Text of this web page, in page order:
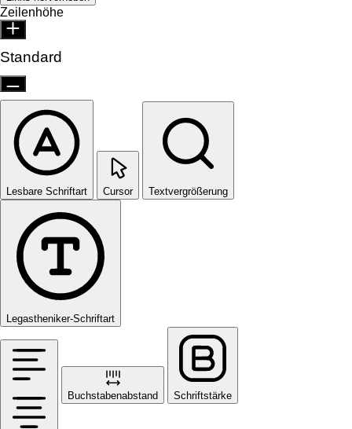
Zeilenhöhe
Standard
Lesbare Schriftart Cursor Textvergrößerung
Legastheniker-Schriftart
Buchstabenabstand Schriftstärke